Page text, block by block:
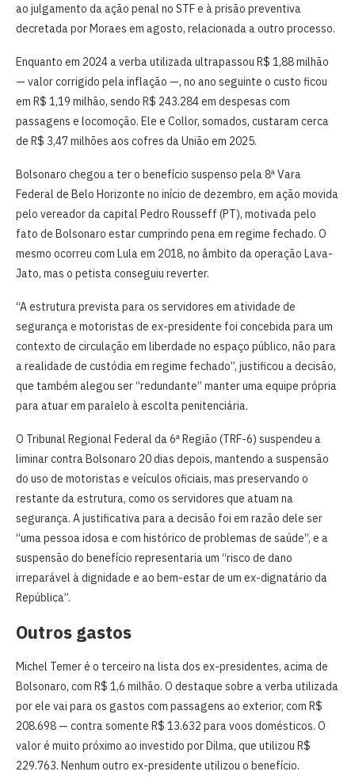
ao julgamento da ação penal no STF e à prisão preventiva
decretada por Moraes em agosto, relacionada a outro processo.
Enquanto em 2024 a verba utilizada ultrapassou R$ 1,88 milhão
— valor corrigido pela inflação —, no ano seguinte o custo ficou
em R$ 1,19 milhão, sendo R$ 243.284 em despesas com
passagens e locomoção. Ele e Collor, somados, custaram cerca
de R$ 3,47 milhões aos cofres da União em 2025.
Bolsonaro chegou a ter o benefício suspenso pela 8ª Vara
Federal de Belo Horizonte no início de dezembro, em ação movida
pelo vereador da capital Pedro Rousseff (PT), motivada pelo
fato de Bolsonaro estar cumprindo pena em regime fechado. O
mesmo ocorreu com Lula em 2018, no âmbito da operação Lava-
Jato, mas o petista conseguiu reverter.
“A estrutura prevista para os servidores em atividade de
segurança e motoristas de ex-presidente foi concebida para um
contexto de circulação em liberdade no espaço público, não para
a realidade de custódia em regime fechado”, justificou a decisão,
que também alegou ser “redundante” manter uma equipe própria
para atuar em paralelo à escolta penitenciária.
O Tribunal Regional Federal da 6ª Região (TRF-6) suspendeu a
liminar contra Bolsonaro 20 dias depois, mantendo a suspensão
do uso de motoristas e veículos oficiais, mas preservando o
restante da estrutura, como os servidores que atuam na
segurança. A justificativa para a decisão foi em razão dele ser
“uma pessoa idosa e com histórico de problemas de saúde”, e a
suspensão do benefício representaria um “risco de dano
irreparável à dignidade e ao bem-estar de um ex-dignatário da
República”.
Outros gastos
Michel Temer é o terceiro na lista dos ex-presidentes, acima de
Bolsonaro, com R$ 1,6 milhão. O destaque sobre a verba utilizada
por ele vai para os gastos com passagens ao exterior, com R$
208.698 — contra somente R$ 13.632 para voos domésticos. O
valor é muito próximo ao investido por Dilma, que utilizou R$
229.763. Nenhum outro ex-presidente utilizou o benefício.